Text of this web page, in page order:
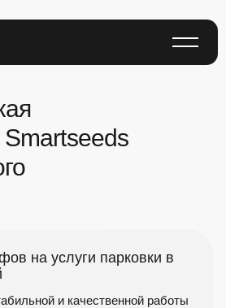
на услуги парковки в
и качественной работы